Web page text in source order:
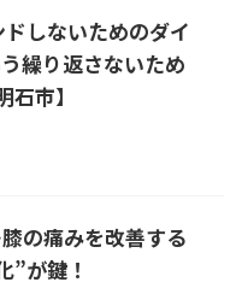
しないためのダイ
繰り返さないため
市】
の痛みを改善する
”が鍵！